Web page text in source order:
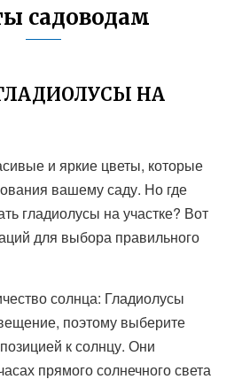
садоводам
НА
и яркие цветы, которые
вашему саду. Но где
гладиолусы на участке? Вот
для выбора правильного
солнца: Гладиолусы
поэтому выберите
к солнцу. Они
прямого солнечного света